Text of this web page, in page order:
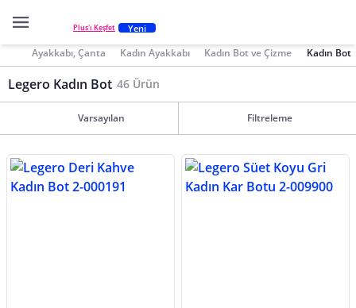
Plus'ı Keşfet Yeni
Ayakkabı, Çanta Kadın Ayakkabı Kadın Bot ve Çizme Kadın Bot
Legero Kadın Bot 46 Ürün
Varsayılan Filtreleme